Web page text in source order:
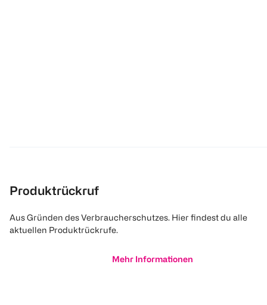
Produktrückruf
Aus Gründen des Verbraucherschutzes. Hier findest du alle
aktuellen Produktrückrufe.
Mehr Informationen